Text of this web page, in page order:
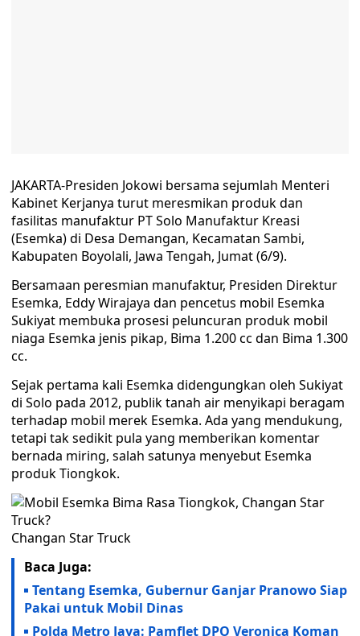
JAKARTA-Presiden Jokowi bersama sejumlah Menteri
Kabinet Kerjanya turut meresmikan produk dan
fasilitas manufaktur PT Solo Manufaktur Kreasi
(Esemka) di Desa Demangan, Kecamatan Sambi,
Kabupaten Boyolali, Jawa Tengah, Jumat (6/9).
Bersamaan peresmian manufaktur, Presiden Direktur
Esemka, Eddy Wirajaya dan pencetus mobil Esemka
Sukiyat membuka prosesi peluncuran produk mobil
niaga Esemka jenis pikap, Bima 1.200 cc dan Bima 1.300
cc.
Sejak pertama kali Esemka didengungkan oleh Sukiyat
di Solo pada 2012, publik tanah air menyikapi beragam
terhadap mobil merek Esemka. Ada yang mendukung,
tetapi tak sedikit pula yang memberikan komentar
bernada miring, salah satunya menyebut Esemka
produk Tiongkok.
Changan Star Truck
Baca Juga:
Tentang Esemka, Gubernur Ganjar Pranowo Siap
Pakai untuk Mobil Dinas
Polda Metro Jaya: Pamflet DPO Veronica Koman